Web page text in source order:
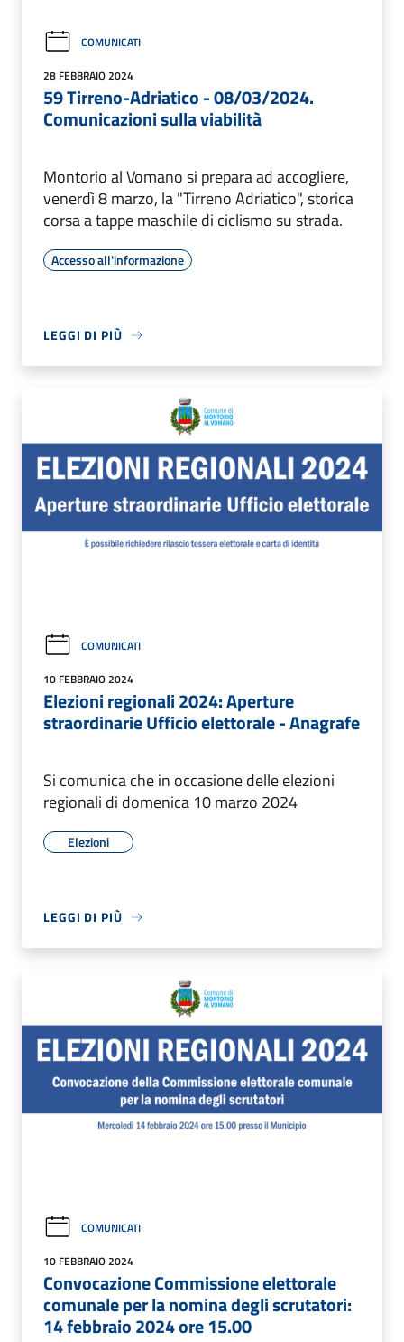
COMUNICATI
28 FEBBRAIO 2024
59 Tirreno-Adriatico - 08/03/2024.
Comunicazioni sulla viabilità
Montorio al Vomano si prepara ad accogliere,
venerdì 8 marzo, la "Tirreno Adriatico", storica
corsa a tappe maschile di ciclismo su strada.
Accesso all'informazione
LEGGI DI PIÙ
COMUNICATI
10 FEBBRAIO 2024
Elezioni regionali 2024: Aperture
straordinarie Ufficio elettorale - Anagrafe
Si comunica che in occasione delle elezioni
regionali di domenica 10 marzo 2024
Elezioni
LEGGI DI PIÙ
COMUNICATI
10 FEBBRAIO 2024
Convocazione Commissione elettorale
comunale per la nomina degli scrutatori:
14 febbraio 2024 ore 15.00